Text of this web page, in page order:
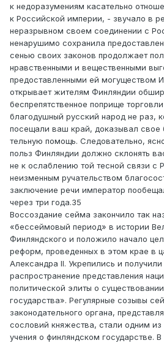
к недоразумениям касательно
к Российской империи, - звучало в
неразрывном своем соединении с
ненарушимо сохранила
сенью своих законов продолжает
нравственными и вещественными
предоставленными ей могуществом
открывает жителям Финляндии
беспрепятственное поприще
благодушный русский народ не раз,
посещали ваш край, доказывал свое
тельную помощь. Следовательно,
польз Финляндии должно склонять
не к ослаблению той тесной связи с
неизменным ручательством
заключение речи император
через три года.35
Воссоздание сейма закончило так
«бессеймовый период» в истории
Финляндского и положило начало
реформ, проведенных в этом крае в
Александра II. Укрепились и
распространение представления
политической элиты о
государства». Регулярные созывы
законодательного органа,
сословий княжества, стали одним из
учения о финляндском государстве. В